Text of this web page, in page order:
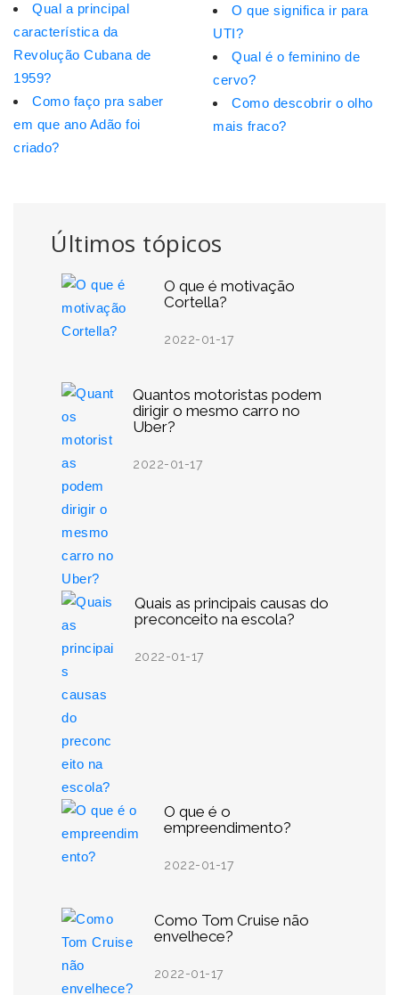
Últimos tópicos
O que é motivação
Cortella?
2022-01-17
Quantos motoristas podem
dirigir o mesmo carro no
Uber?
2022-01-17
Quais as principais causas do
preconceito na escola?
2022-01-17
O que é o
empreendimento?
2022-01-17
Como Tom Cruise não
envelhece?
2022-01-17
Qual a principal
característica da
Revolução Cubana de
1959?
Como faço pra saber
em que ano Adão foi
criado?
O que significa ir para
UTI?
Qual é o feminino de
cervo?
Como descobrir o olho
mais fraco?